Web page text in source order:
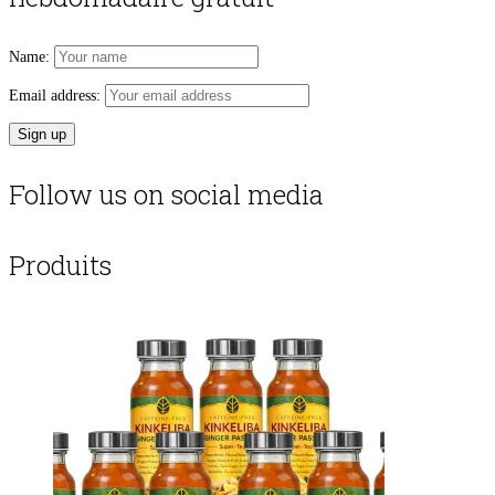
Name:
Email address:
Follow us on social media
Produits